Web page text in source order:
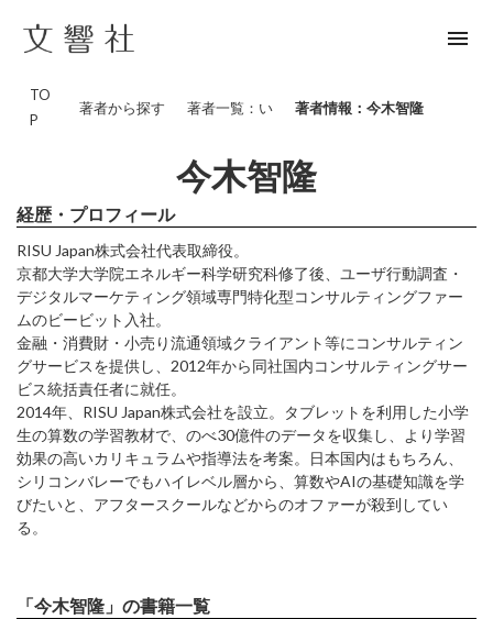
menu
TO
P
著者から探す 著者一覧：い 著者情報：今木智隆
今木智隆
経歴・プロフィール
RISU Japan株式会社代表取締役。
京都大学大学院エネルギー科学研究科修了後、ユーザ行動調査・
デジタルマーケティング領域専門特化型コンサルティングファー
ムのビービット入社。
金融・消費財・小売り流通領域クライアント等にコンサルティン
グサービスを提供し、2012年から同社国内コンサルティングサー
ビス統括責任者に就任。
2014年、RISU Japan株式会社を設立。タブレットを利用した小学
生の算数の学習教材で、のべ30億件のデータを収集し、より学習
効果の高いカリキュラムや指導法を考案。日本国内はもちろん、
シリコンバレーでもハイレベル層から、算数やAIの基礎知識を学
びたいと、アフタースクールなどからのオファーが殺到してい
る。
「今木智隆」の書籍一覧